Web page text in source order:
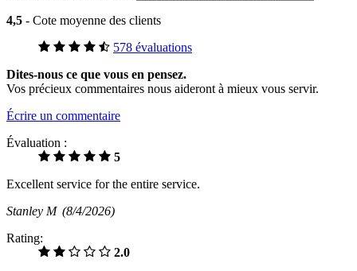
4,5 - Cote moyenne des clients
578 évaluations
Dites-nous ce que vous en pensez.
Vos précieux commentaires nous aideront à mieux vous servir.
Écrire un commentaire
Évaluation :
5
Excellent service for the entire service.
Stanley M (8/4/2026)
Rating:
2.0